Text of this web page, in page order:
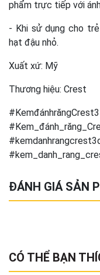
phẩm trực tiếp với
- Khi sử dụng cho
hạt đậu nhỏ.
Xuất xứ: Mỹ
Thương hiệu: Crest
ĐÁNH GIÁ SẢN
CÓ THỂ BẠN